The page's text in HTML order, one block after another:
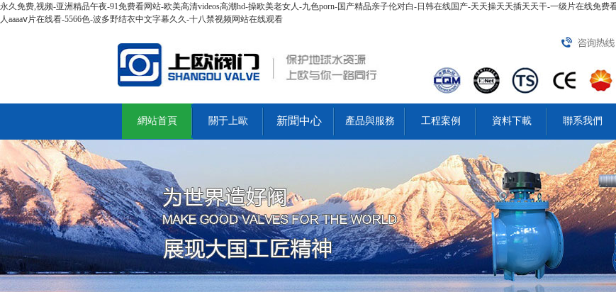
永久免费,视频-亚洲精品午夜-91免费看网站-欧美高清videos高潮hd-操欧美老女人-九色porn-国产精品亲子伦对白-日韩在线国产-天天操天天插天天干-一级片在线免
人aaaaⅴ片在线看-5566色-波多野结衣中文字幕久久-十八禁视频网站在线观看
網站首頁 關于上歐 新聞中心 產品與服務 工程案例 資料下載 聯系我們